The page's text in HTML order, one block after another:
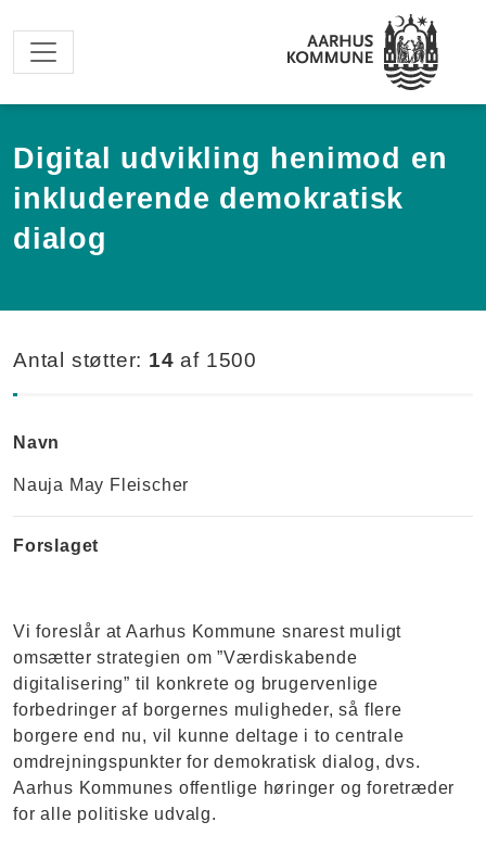
Digital udvikling henimod en
inkluderende demokratisk
dialog
Antal støtter: 14 af 1500
Navn
Nauja May Fleischer
Forslaget
Vi foreslår at Aarhus Kommune snarest muligt
omsætter strategien om ”Værdiskabende
digitalisering” til konkrete og brugervenlige
forbedringer af borgernes muligheder, så flere
borgere end nu, vil kunne deltage i to centrale
omdrejningspunkter for demokratisk dialog, dvs.
Aarhus Kommunes offentlige høringer og foretræder
for alle politiske udvalg.